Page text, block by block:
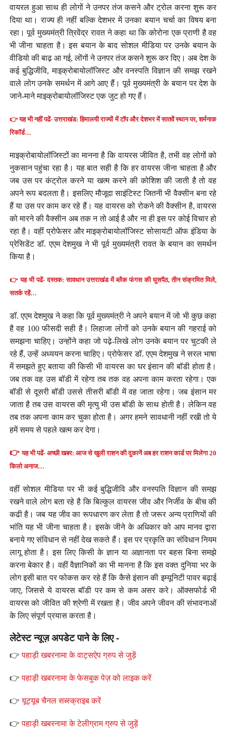
वायरल हुआ साथ ही लोगों ने उनपर तंज कसने और ट्रोल करना शुरू कर
दिया था। राज्य ही नहीं बल्कि देशभर में उनका बयान चर्चा का विषय बना
रहा। पूर्व मुख्यमंत्री त्रिवेंद्र रावत ने कहा था कि कोरोना एक प्राणी है वह
भी जीना चाहता है। इस बयान के बाद सोशल मीडिया पर उनके बयान के
वीडियो की बाढ़ आ गई, लोंगों ने उनपर तंज कसने शुरू कर दिए। अब देश के
कई बुद्धिजीवि, माइक्रोबायोलॉजिस्ट और वनस्पति विज्ञान की समझ रखने
वाले लोग उनके समर्थन में आगे आए हैं। पूर्व मुख्यमंत्री के बयान पर देश के
जाने-माने माइक्रोबायोलॉजिस्ट एक जुट हो गए हैं।
👉 यह भी नहीं पढें- उत्तराखंड: हिमालयी राज्यों में टॉप और देशभर में सातवें स्थान पर, शर्मनाक
रिकॉर्ड…
माइक्रोबायोलॉजिस्टों का मानना है कि वायरस जीवित है, तभी वह लोगों को
नुकसान पहुंचा रहा है। यह बात सही है कि हर वायरस जीना चाहता है और
जब उस पर कंट्रोल करने या खत्म करने की कोशिश की जाती है तो वह
अपने रूप बदलता है। इसलिए मौजूदा साइंटिस्ट जितनी भी वैक्सीन बना रहे
हैं या उस पर काम कर रहे हैं। यह वायरस को रोकने की वैक्सीन है, वायरस
को मारने की वैक्सीन अब तक न तो आई है और ना ही इस पर कोई विचार हो
रहा है। वहीं प्रोफेसर और माइक्रोबायोलॉजिस्ट सोसायटी ऑफ इंडिया के
प्रेसिडेंट डॉ. एएम देशमुख ने भी पूर्व मुख्यमंत्री रावत के बयान का समर्थन
किया है।
👉 यह भी पढें- दस्तक: सावधान उत्तराखंड में ब्लैक फंगस की घुसपैठ, तीन संक्रमित मिले,
सतर्क रहें…
डॉ. एएम देशमुख ने कहा कि पूर्व मुख्यमंत्री ने अपने बयान में जो भी कुछ कहा
है वह 100 फीसदी सही है। लिहाजा लोगों को उनके बयान की गहराई को
समझना चाहिए। उन्होंने कहा जो पढ़े-लिखे लोग उनके बयान पर चुटकी ले
रहे हैं, उन्हें अध्ययन करना चाहिए। प्रोफेसर डॉ. एएम देशमुख ने सरल भाषा
में समझते हुए बताया की किसी भी वायरस का घर इंसान की बॉडी होता है।
जब तक वह उस बॉडी में रहेगा तब तक वह अपना काम करता रहेगा। एक
बॉडी से दूसरी बॉडी उससे तीसरी बॉडी में वह जाता रहेगा। जब इंसान मर
जाता है तब उस वायरस की मृत्यु भी उस बॉडी के साथ होती है। लेकिन वह
तब तक अपना काम कर चुका होता है। अगर हमने सावधानी नहीं रखी तो ये
हमें समय से पहले खत्म कर देगा।
👉यह भी पढें- अच्छी खबर: आज से खुली राशन की दुकानें अब हर राशन कार्ड पर मिलेगा 20
किलो अनाज…
वहीं सोशल मीडिया पर भी कई बुद्धिजीवि और वनस्पति विज्ञान की समझ
रखने वाले लोग बता रहे है कि बिल्कुल वायरस जीव और निर्जीव के बीच की
कढी है। जब यह जीव का रूपधारण कर लेता है तो जरूर अन्य प्राणियों की
भांति यह भी जीना चाहता है। इसके जीने के अधिकार को आप मानव द्वारा
बनाये गए संविधान से नहीं देख सकते हैं। इस पर प्रकृति का संविधान नियम
लागू होता है। इस लिए किसी के ज्ञान या अज्ञानता पर बहस बिना समझे
करना बेकार है। वहीं वैज्ञानिकों का भी मानना है कि इस वक्त दुनिया भर के
लोग इसी बात पर फोकस कर रहे हैं कि कैसे इंसान की इम्यूनिटी पावर बढ़ाई
जाए, जिससे ये वायरस बॉडी पर कम से कम असर करे। ऑक्सफोर्ड भी
वायरस को जीवित की श्रेणी में रखता है। जीव अपने जीवन की संभावनाओं
के लिए संपूर्ण प्रयास करता है।
लेटेस्ट न्यूज़ अपडेट पाने के लिए -
👉पहाड़ी खबरनामा के वाट्सऐप ग्रुप से जुड़ें
👉पहाड़ी खबरनामा के फेसबुक पेज़ को लाइक करें
👉यूट्यूब चैनल सब्स्क्राइब करें
👉पहाड़ी खबरनामा के टेलीग्राम ग्रुप से जुड़ें